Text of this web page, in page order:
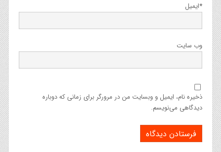
ایمیل*
وب‌ سایت
ذخیره نام، ایمیل و وبسایت من در مرورگر برای زمانی که دوباره
دیدگاهی می‌نویسم.